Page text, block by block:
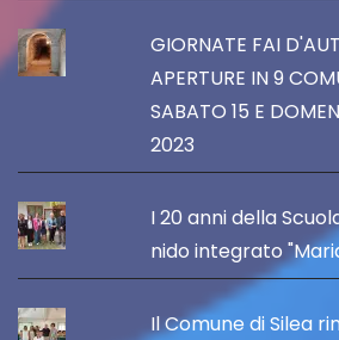
GIORNATE FAI
APERTURE IN 9
SABATO 15 E
2023
I 20 anni della
nido integrato
Il Comune di Silea